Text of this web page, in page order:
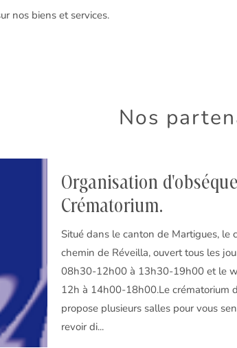
nos biens et services.
Nos
Organisation
Crématorium.
Situé dans le canton de Martigues, le
chemin de Réveilla, ouvert tous les
08h30-12h00 à 13h30-19h00 et le
12h à 14h00-18h00.Le crématorium
propose plusieurs salles pour vous
revoir di...